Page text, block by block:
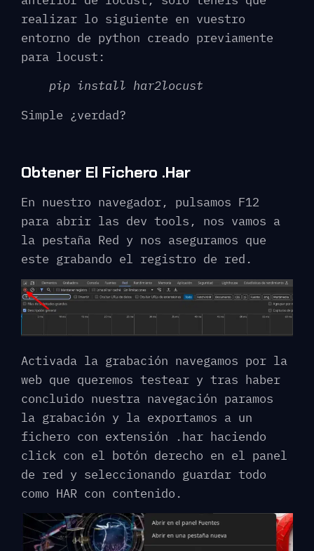
realizar lo siguiente en vuestro
entorno de python creado previamente
para locust:
pip install har2locust
Simple ¿verdad?
Obtener El Fichero .har
En nuestro navegador, pulsamos F12
para abrir las dev tools, nos vamos a
la pestaña Red y nos aseguramos que
este grabando el registro de red.
Activada la grabación navegamos por la
web que queremos testear y tras haber
concluido nuestra navegación paramos
la grabación y la exportamos a un
fichero con extensión .har haciendo
click con el botón derecho en el panel
de red y seleccionando guardar todo
como HAR con contenido.